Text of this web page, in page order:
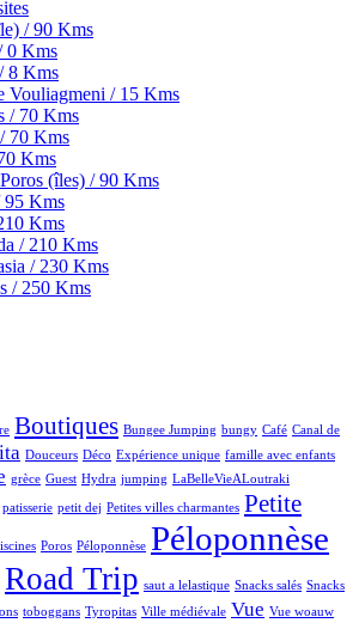
/ 90 Kms
0 Kms
8 Kms
Vouliagmeni / 15 Kms
/ 70 Kms
70 Kms
Kms
(îles) / 90 Kms
95 Kms
Kms
/ 210 Kms
/ 230 Kms
/ 250 Kms
Boutiques Bungee Jumping bungy Café Canal de
Douceurs Déco Expérience unique famille avec enfants
grèce Guest Hydra jumping LaBelleVieALoutraki
patisserie petit dej Petites villes charmantes Petite
Poros Péloponnèse Péloponnèse
Road Trip saut a lelastique Snacks salés Snacks
toboggans Tyropitas Ville médiévale Vue Vue woauw